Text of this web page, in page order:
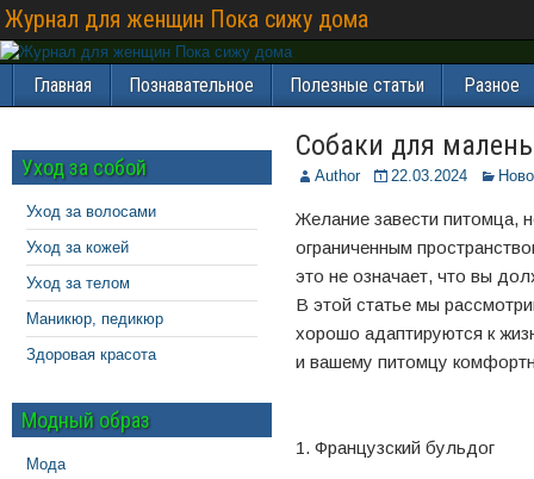
Журнал для женщин Пока сижу дома
Главная Познавательное Полезные статьи Разное
Собаки для
Author 22.03.2024
Желание завести питомца,
ограниченным
это не означает, что вы
В этой статье мы
хорошо адаптируются к
и вашему питомцу
1. Французский бульдог
Уход за собой
Уход за волосами
Уход за кожей
Уход за телом
Маникюр, педикюр
Здоровая красота
Модный образ
Мода